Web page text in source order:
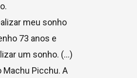
meu sonho
73 anos e
um sonho. (…)
Machu Picchu. A